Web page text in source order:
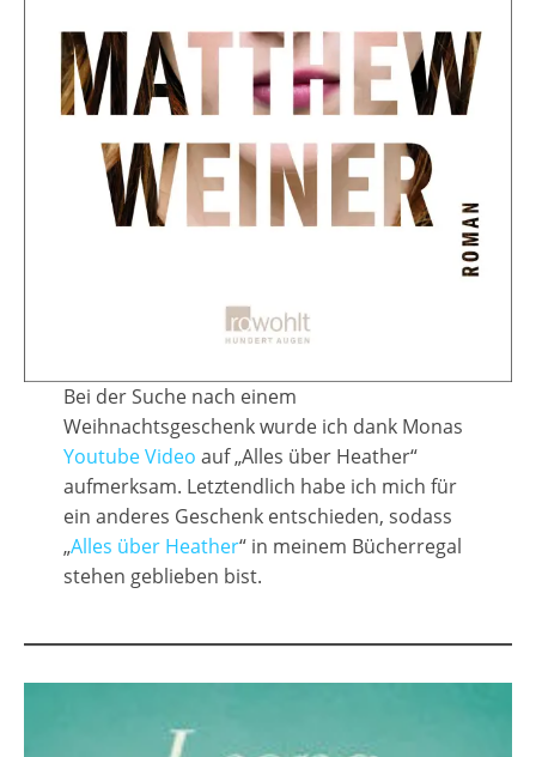
Bei der Suche nach einem
Weihnachtsgeschenk wurde ich dank Monas
Youtube Video auf „Alles über Heather“
aufmerksam. Letztendlich habe ich mich für
ein anderes Geschenk entschieden, sodass
„Alles über Heather“ in meinem Bücherregal
stehen geblieben bist.